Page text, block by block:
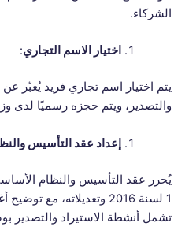
الشركاء.
اختيار الاسم التجاري:
يتم اختيار اسم تجاري فريد يُعبّر
والتصدير، ويتم حجزه رسميًا لدى
إعداد عقد التأسيس
يُحرر عقد التأسيس والنظام
1 لسنة 2016 وتعديلاته،
تشمل أنشطة الاستيراد والتصدير